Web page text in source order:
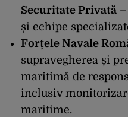
Securitate Privată
și echipe
Forțele Navale
supravegherea și
maritimă de
inclusiv
maritime.